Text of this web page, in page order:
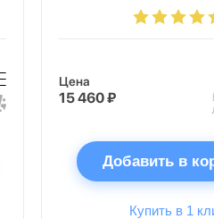
Цена
15 460 ₽
Добавить в
Купить в 1